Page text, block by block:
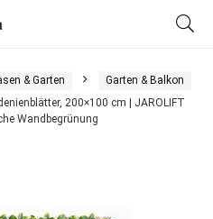
& Garten
Garten & Balkon
200×100 cm | JAROLIFT
Wandbegrünung